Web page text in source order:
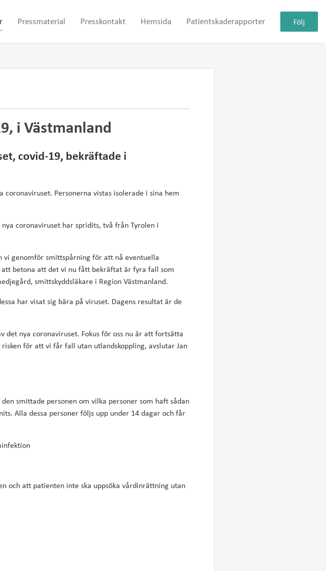
Pressmaterial Presskontakt Hemsida Patientskaderapporter Följ
i Västmanland
covid-19, bekräftade i
Personerna vistas isolerade i sina hem
coronaviruset har spridits, två från Tyrolen i
genomför smittspårning för att nå eventuella
betona att det vi nu fått bekräftat är fyra fall som
smittskyddsläkare i Region Västmanland.
har visat sig bära på viruset. Dagens resultat är de
nya coronaviruset. Fokus för oss nu är att fortsätta
för att vi får fall utan utlandskoppling, avslutar Jan
smittade personen om vilka personer som haft sådan
Alla dessa personer följs upp under 14 dagar och får
och att patienten inte ska uppsöka vårdinrättning utan